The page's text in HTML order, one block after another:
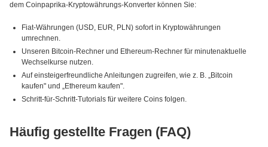
dem Coinpaprika-Kryptowährungs-Konverter können Sie:
Fiat-Währungen (USD, EUR, PLN) sofort in Kryptowährungen
umrechnen.
Unseren Bitcoin-Rechner und Ethereum-Rechner für minutenaktuelle
Wechselkurse nutzen.
Auf einsteigerfreundliche Anleitungen zugreifen, wie z. B. „Bitcoin
kaufen" und „Ethereum kaufen".
Schritt-für-Schritt-Tutorials für weitere Coins folgen.
Häufig gestellte Fragen (FAQ)